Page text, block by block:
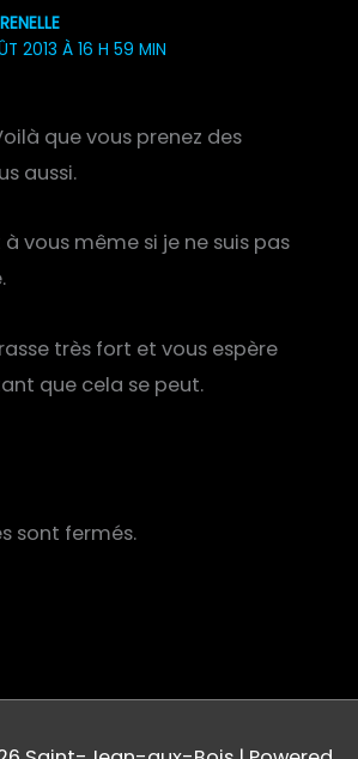
2013 À 16 H 59 MIN
que vous prenez des
aussi.
vous même si je ne suis pas
très fort et vous espère
que cela se peut.
sont fermés.